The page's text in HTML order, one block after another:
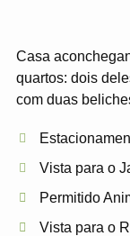
Casa
quartos: dois
com duas
Vista para o
Permitido
Vista para o